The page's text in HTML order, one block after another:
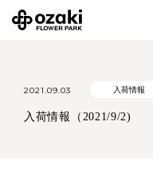
2021.09.03 入荷情報
入荷情報（2021/9/2)